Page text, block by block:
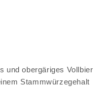
und obergäriges Vollbier
Stammwürzegehalt